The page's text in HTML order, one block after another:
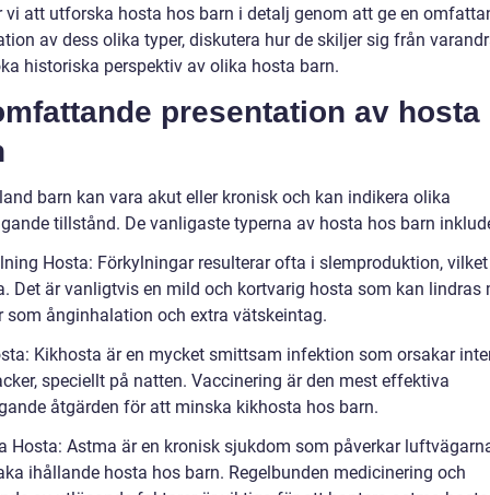
vi att utforska hosta hos barn i detalj genom att ge en
av dess olika typer, diskutera hur de skiljer sig från
historiska perspektiv av olika hosta barn.
presentation av hosta
barn kan vara akut eller kronisk och kan indikera olika
tillstånd. De vanligaste typerna av hosta hos barn
Hosta: Förkylningar resulterar ofta i slemproduktion,
Det är vanligtvis en mild och kortvarig hosta som kan lindras
som ånginhalation och extra vätskeintag.
Kikhosta är en mycket smittsam infektion som orsakar
speciellt på natten. Vaccinering är den mest effektiva
åtgärden för att minska kikhosta hos barn.
Hosta: Astma är en kronisk sjukdom som påverkar
ihållande hosta hos barn. Regelbunden medicinering och